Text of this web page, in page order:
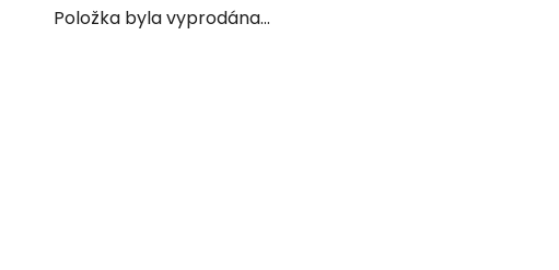
Položka byla vyprodána…